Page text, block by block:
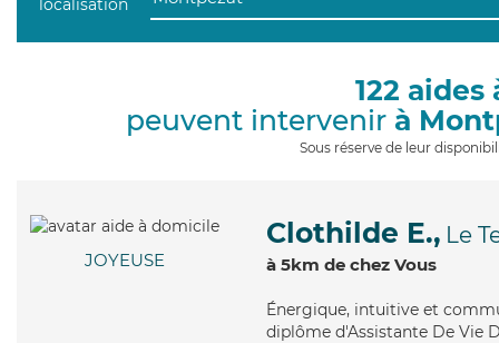
122
peuvent intervenir à
Sous réserve de leur
JOYEUSE
Clothilde E., Le
à 5km de chez Vous
Énergique, intuitive et
diplôme d'Assistante De Vie